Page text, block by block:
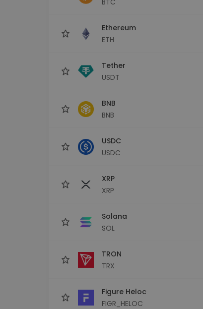
Ethereum
ETH
Tether
USDT
BNB
BNB
USDC
USDC
XRP
XRP
Solana
SOL
TRON
TRX
Figure Heloc
FIGR_HELOC